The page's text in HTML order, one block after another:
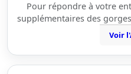
Pour répondre à votre
supplémentaires des
Voir